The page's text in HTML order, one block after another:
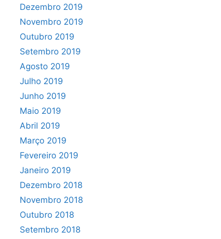
Dezembro 2019
Novembro 2019
Outubro 2019
Setembro 2019
Agosto 2019
Julho 2019
Junho 2019
Maio 2019
Abril 2019
Março 2019
Fevereiro 2019
Janeiro 2019
Dezembro 2018
Novembro 2018
Outubro 2018
Setembro 2018